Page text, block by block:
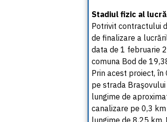
Stadiul fizic al
Potrivit contractului
de finalizare a
data de 1 februarie
comuna Bod de
Prin acest proiect,
pe strada
lungime de
canalizare pe 0,3
lungime de 8,25